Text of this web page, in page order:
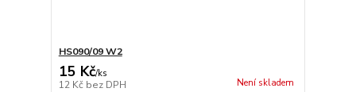
HS090/09 W2
15 Kč/ks
12 Kč bez DPH Není skladem